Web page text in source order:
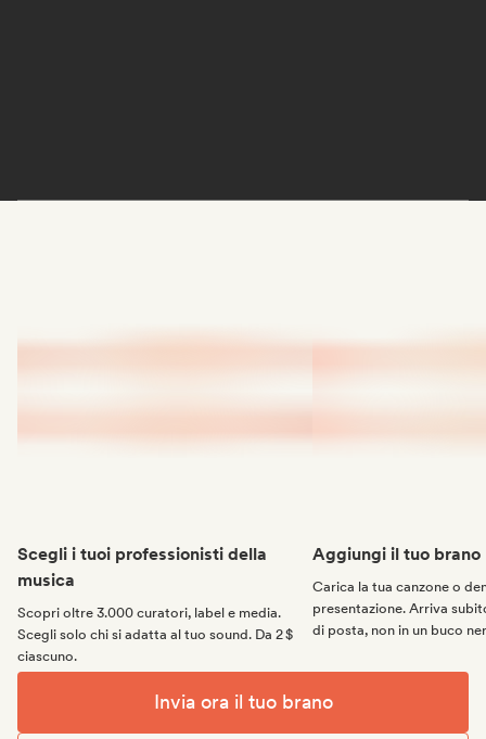
Scegli i tuoi professionisti della
musica
Scopri oltre 3.000 curatori, label e media.
Scegli solo chi si adatta al tuo sound. Da 2 $
ciascuno.
Aggiungi il tuo brano
Carica la tua canzone o
presentazione. Arriva
di posta, non in un buco
Invia ora il tuo brano